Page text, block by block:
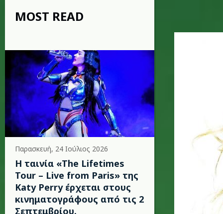
MOST READ
Παρασκευή, 24 Ιούλιος 2026
Η ταινία «The Lifetimes
Tour – Live from Paris» της
Katy Perry έρχεται στους
κινηματογράφους από τις 2
Σεπτεμβρίου.
shakira-